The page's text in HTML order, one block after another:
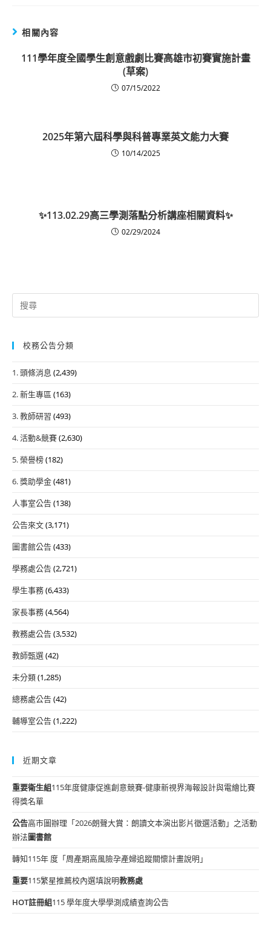
相關內容
111學年度全國學生創意戲劇比賽高雄市初賽實施計畫
(草案)
07/15/2022
2025年第六屆科學與科普專業英文能力大賽
10/14/2025
✨113.02.29高三學測落點分析講座相關資料✨
02/29/2024
Search
for:
校務公告分類
1. 頭條消息 (2,439)
2. 新生專區 (163)
3. 教師研習 (493)
4. 活動&競賽(2,630)
5. 榮譽榜(182)
6. 獎助學金(481)
人事室公告(138)
公告來文(3,171)
圖書館公告(433)
學務處公告(2,721)
學生事務(6,433)
家長事務(4,564)
教務處公告(3,532)
教師甄選(42)
未分類(1,285)
總務處公告(42)
輔導室公告(1,222)
近期文章
重要衛生組115年度健康促進創意競賽-健康新視界海報設計與電繪比賽
得獎名單
公告高市圖辦理「2026朗聲大賞：朗讀文本演出影片徵選活動」之活動
辦法圖書館
轉知115年 度「周產期高風險孕產婦追蹤關懷計畫說明」
重要115繁星推薦校內選填說明教務處
HOT註冊組115 學年度大學學測成績查詢公告